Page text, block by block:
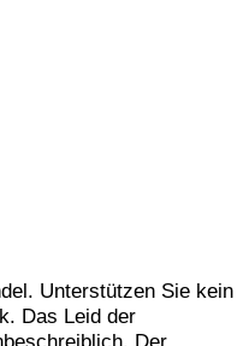
Unterstützen Sie kein
Das Leid der
Der